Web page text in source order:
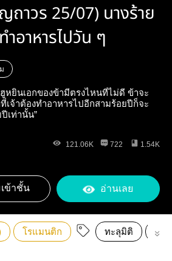
ถาวร 25/07) นางร้าย
อาหารไปวัน ๆ
ฮูหยินเอกของข้ามีตรงไหนที่ไม่ดี ข้าจะ
เจ้าต้องทำอาหารไปอีกสามร้อยปีก็จะ
เท่านั้น”
121.06K 722 1.54K
เข้าชั้น อ่านเลย
โรแมนติก ทะลุมิติ ย้อ